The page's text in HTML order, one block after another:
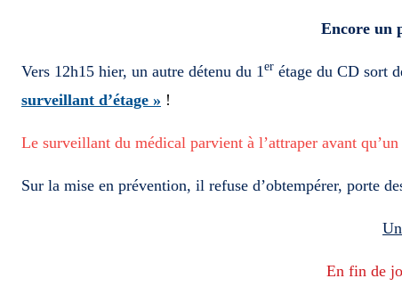
Encore un
Vers 12h15 hier, un autre détenu du 1 er étage du CD sort
surveillant d’étage » !
Le surveillant du médical parvient à l’attraper avant
Sur la mise en prévention, il refuse d’obtempérer, porte
Un
En fin de